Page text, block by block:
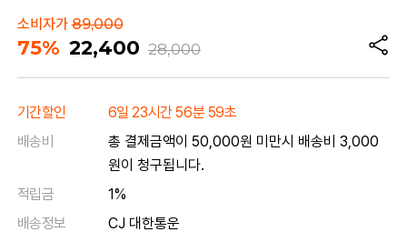
소비자가89,000
75% 22,400 28,000
기간할인
6일 23시간 56분 59초
배송비
총 결제금액이 50,000원 미만시 배송비 3,000
원이 청구됩니다.
적립금
1%
배송정보
CJ 대한통운